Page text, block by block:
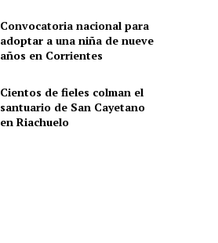
Convocatoria nacional para
adoptar a una niña de nueve
años en Corrientes
Cientos de fieles colman el
santuario de San Cayetano
en Riachuelo